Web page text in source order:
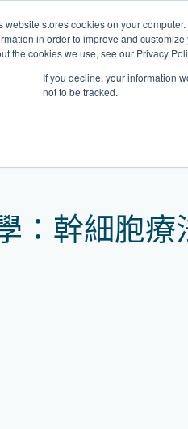
website stores cookies on your
in order to improve and
the cookies we use, see our Privacy
If you decline, your information
not to be tracked.
世
司購物中心1樓 6,7A,7B,8室
廈
期
港中環德己立街1號世紀廣場地
一樓
樓
的醫護團隊
：幹細胞